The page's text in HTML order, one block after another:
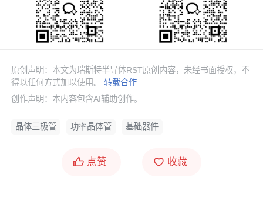
原创声明：本文为瑞斯特半导体RST原创内容，未经书面授权，不
得以任何方式加以使用。转载合作
创作声明：本内容包含AI辅助创作。
晶体三极管 功率晶体管 基础器件
点赞 收藏